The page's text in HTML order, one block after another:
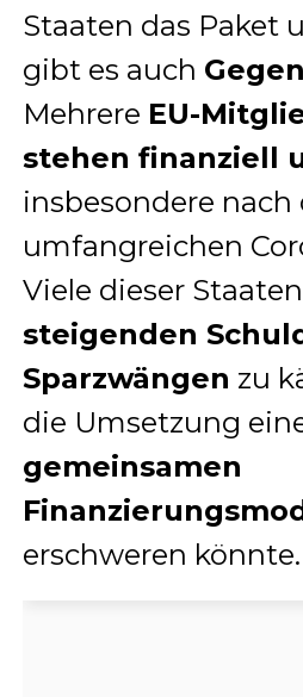
Staaten das Paket
gibt es auch
Mehrere EU-
stehen finanziell
insbesondere nach
umfangreichen
Viele dieser
steigenden
Sparzwängen zu
die Umsetzung
gemeinsamen
erschweren könnte.